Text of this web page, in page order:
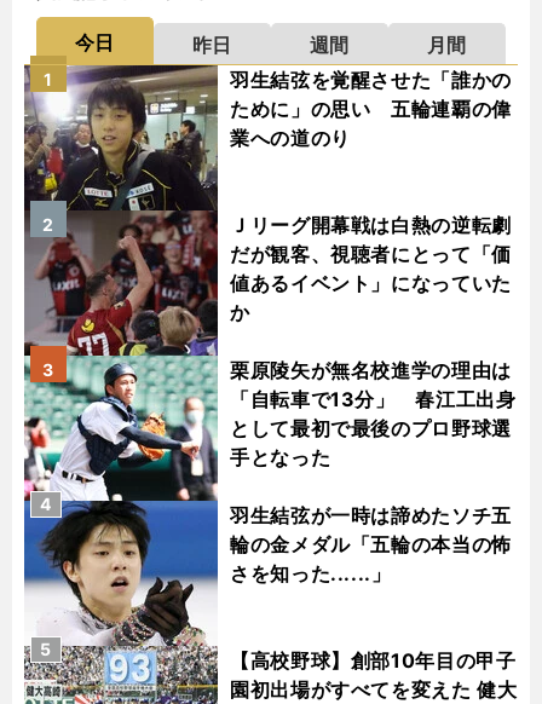
今日 昨日 週間
月間
羽生結弦を覚醒させた「誰かの
ために」の思い 五輪連覇の偉
業への道のり
1
Ｊリーグ開幕戦は白熱の逆転劇
だが観客、視聴者にとって「価
値あるイベント」になっていた
か
2
栗原陵矢が無名校進学の理由は
「自転車で13分」 春江工出身
として最初で最後のプロ野球選
手となった
3
羽生結弦が一時は諦めたソチ五
輪の金メダル「五輪の本当の怖
さを知った......」
4
【高校野球】創部10年目の甲子
園初出場がすべてを変えた 健大
5